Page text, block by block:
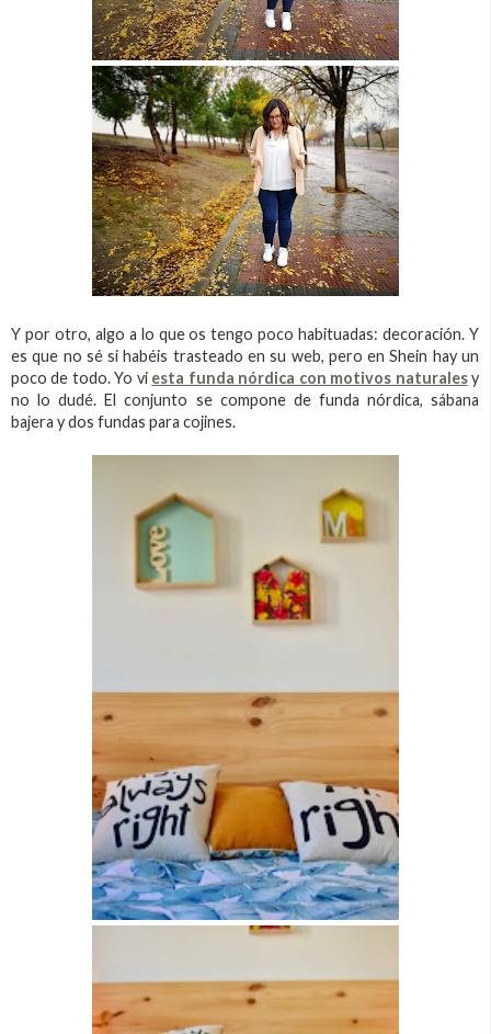
Y por otro, algo a lo que os tengo poco habituadas: decoración. Y
es que no sé si habéis trasteado en su web, pero en Shein hay un
poco de todo. Yo vi esta funda nórdica con motivos naturalesy
no lo dudé. El conjunto se compone de funda nórdica, sábana
bajera y dos fundas para cojines.